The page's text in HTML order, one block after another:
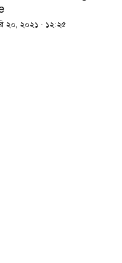
২০, ২০২১ · ১২:২৫